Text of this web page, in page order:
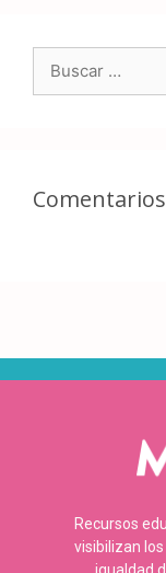
Recursos
visibilizan
igualdad